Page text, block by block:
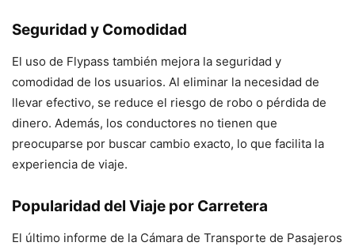
Seguridad y Comodidad
El uso de Flypass también mejora la seguridad y
comodidad de los usuarios. Al eliminar la necesidad de
llevar efectivo, se reduce el riesgo de robo o pérdida de
dinero. Además, los conductores no tienen que
preocuparse por buscar cambio exacto, lo que facilita la
experiencia de viaje.
Popularidad del Viaje por Carretera
El último informe de la Cámara de Transporte de Pasajeros